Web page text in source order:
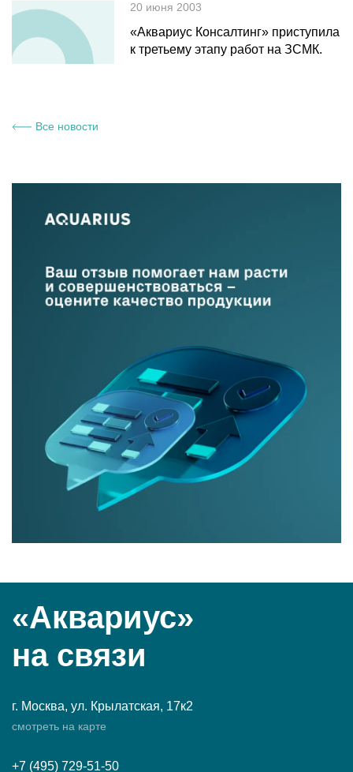
20 июня 2003
«Аквариус Консалтинг» приступила
к третьему этапу работ на ЗСМК.
Все новости
«Аквариус»
на связи
г. Москва, ул. Крылатская, 17к2
смотреть на карте
+7 (495) 729-51-50